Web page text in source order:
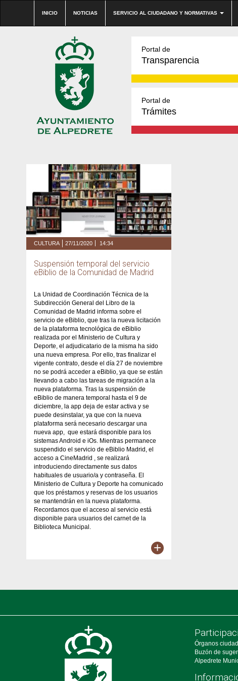
INICIO NOTICIAS SERVICIO AL CIUDADANO Y NORMATIVAS
Portal de
Transparencia
Portal de
Trámites
CULTURA 27/11/2020 14:34
Suspensión temporal del servicio
eBiblio de la Comunidad de Madrid
La Unidad de Coordinación Técnica de la
Subdirección General del Libro de la
Comunidad de Madrid informa sobre el
servicio de eBiblio, que tras la nueva licitación
de la plataforma tecnológica de eBiblio
realizada por el Ministerio de Cultura y
Deporte, el adjudicatario de la misma ha sido
una nueva empresa. Por ello, tras finalizar el
vigente contrato, desde el día 27 de noviembre
no se podrá acceder a eBiblio, ya que se están
llevando a cabo las tareas de migración a la
nueva plataforma. Tras la suspensión de
eBiblio de manera temporal hasta el 9 de
diciembre, la app deja de estar activa y se
puede desinstalar, ya que con la nueva
plataforma será necesario descargar una
nueva app, que estará disponible para los
sistemas Android e iOs. Mientras permanece
suspendido el servicio de eBiblio Madrid, el
acceso a CineMadrid , se realizará
introduciendo directamente sus datos
habituales de usuario/a y contraseña. El
Ministerio de Cultura y Deporte ha comunicado
que los préstamos y reservas de los usuarios
se mantendrán en la nueva plataforma.
Recordamos que el acceso al servicio está
disponible para usuarios del carnet de la
Biblioteca Municipal.
+
Órganos
Buzón de
Alpedrete